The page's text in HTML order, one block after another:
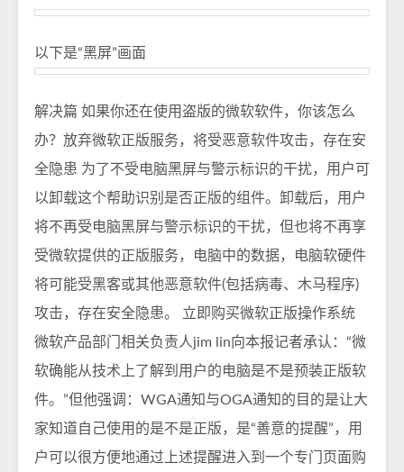
以下是“黑屏”画面
解决篇 如果你还在使用盗版的微软软件，你该怎么
办？放弃微软正版服务，将受恶意软件攻击，存在安
全隐患 为了不受电脑黑屏与警示标识的干扰，用户可
以卸载这个帮助识别是否正版的组件。卸载后，用户
将不再受电脑黑屏与警示标识的干扰，但也将不再享
受微软提供的正版服务，电脑中的数据，电脑软硬件
将可能受黑客或其他恶意软件(包括病毒、木马程序)
攻击，存在安全隐患。 立即购买微软正版操作系统
微软产品部门相关负责人jim lin向本报记者承认：“微
软确能从技术上了解到用户的电脑是不是预装正版软
件。”但他强调：WGA通知与OGA通知的目的是让大
家知道自己使用的是不是正版，是“善意的提醒”，用
户可以很方便地通过上述提醒进入到一个专门页面购